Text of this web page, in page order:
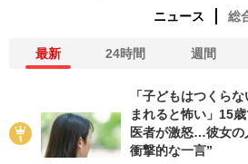
ニュース 総
最新 24時間 週間
「子どもはつくら
まれると怖い」15
医者が激怒…彼女の
衝撃的な一言”